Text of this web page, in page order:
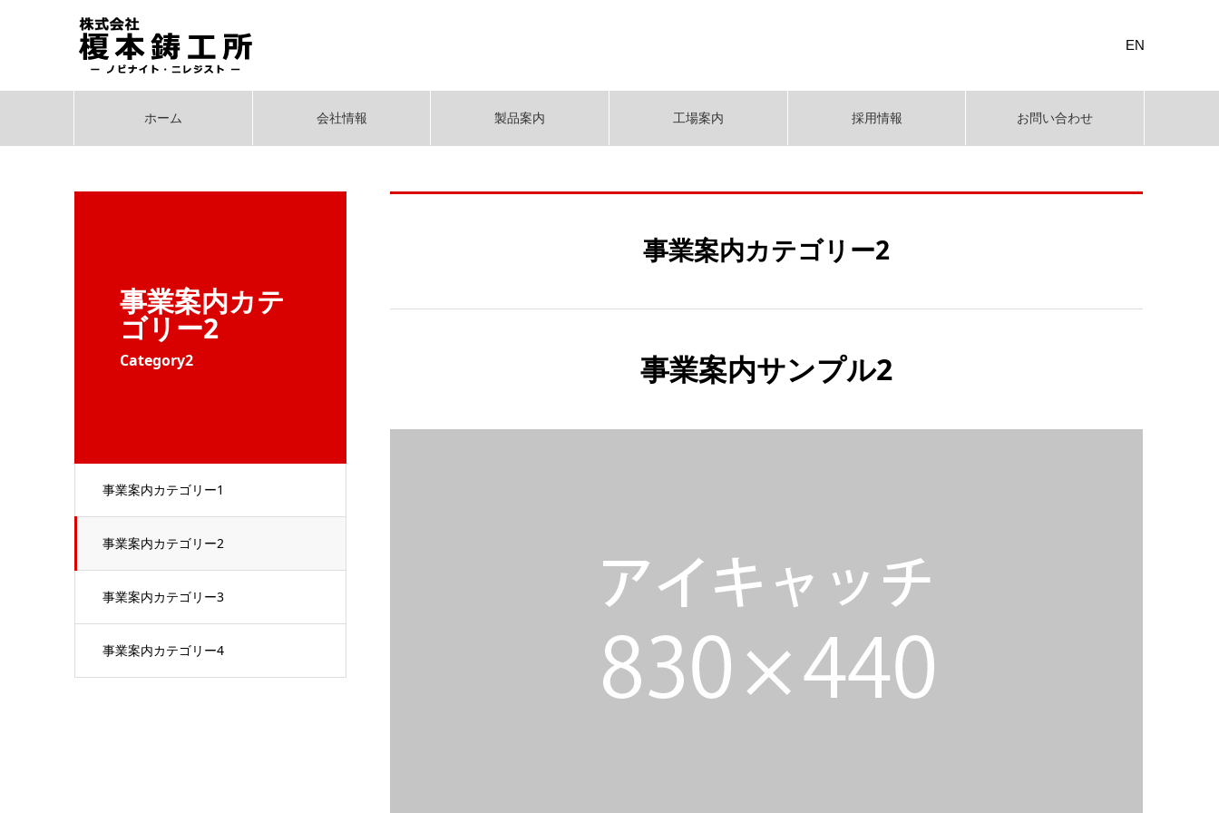
EN
ホーム 会社情報 製品案内 工場案内 採用情報 お問い合わせ
事業案内カテ
ゴリー2
Category2
事業案内カテゴリー1
事業案内カテゴリー2
事業案内カテゴリー3
事業案内カテゴリー4
事業案内カテゴリー2
事業案内サンプル2